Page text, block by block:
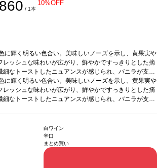
/ 1本
10%OFF
に輝く明るい色合い。美味しいノーズを示し、黄果実や
レッシュな味わいが広がり、鮮やかですっきりとした摘
細なトーストしたニュアンスが感じられ、バニラが支え
う料理魚、チーズなどと好相性葡萄品種ヴィオニエ 4
ルサンヌ 15%、ルーサンヌ 5%認証HVE認証*本ヴィ
、在庫があり価格が同様の場合は自動的に次のヴィンテ
に輝く明るい色合い。美味しいノーズを示し、黄果実や
レッシュな味わいが広がり、鮮やかですっきりとした摘
細なトーストしたニュアンスが感じられ、バニラが支え
、在庫があり価格が同様の場合は自動的に次のヴィンテ
承ください。
白ワイン
辛口
まとめ買い